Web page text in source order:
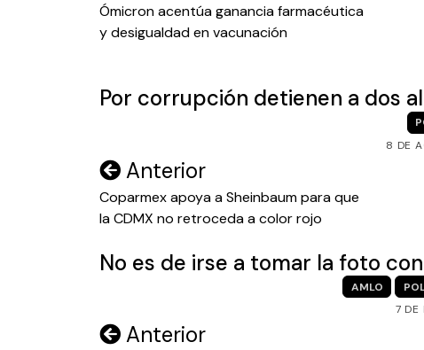
de
entradas
Ómicron acentúa ganancia farmacéutica
y desigualdad en vacunación
Por corrupción detienen a dos
8 DE
Navegación
de
Anterior
Coparmex apoya a Sheinbaum para que
la CDMX no retroceda a color rojo
No es de irse a tomar la foto
AMLO
7 DE
Navegación
Anterior